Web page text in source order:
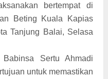
bertempat di
Beting Kuala Kapias
Tanjung Balai, Selasa
Sertu Ahmadi
untuk memastikan